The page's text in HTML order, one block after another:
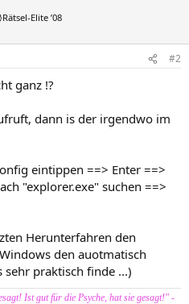
Elite ’08
#2
ganz !?
dann is der irgendwo im
eintippen ==> Enter ==>
"explorer.exe" suchen ==>
Herunterfahren den
den auotmatisch
praktisch finde ...)
Ist gut für die Psyche, hat sie gesagt!" -